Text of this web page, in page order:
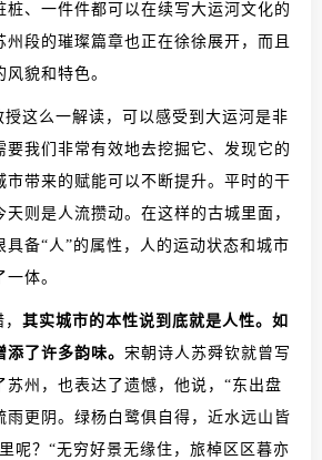
桩、一件件都可以在续写大运河文化的
州段的璀璨篇章也正在徐徐展开，而且
貌和特色。
授这么一解读，可以感受到大运河是非
要我们非常有效地去挖掘它、发现它的
市带来的赋能可以不断提升。平时的干
则是人流攒动。在这样的古城里面，
具备“人”的属性，人的运动状态和城市
体。
其实城市的本性说到底就是人性。如
了许多韵味。 宋朝诗人苏舜钦就曾写
苏州，也表达了遗憾，他说，“东出盘
雨更阴。绿杨白鹭俱自得，近水远山皆
呢？“无穷好景无缘住，旅棹区区暮亦